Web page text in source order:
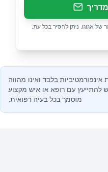
של אגוגו. ניתן להסיר בכל עת.
בלבד ואינו מהווה
להתייעץ עם רופא או איש מקצוע
מוסמך בכל בעיה רפואית.